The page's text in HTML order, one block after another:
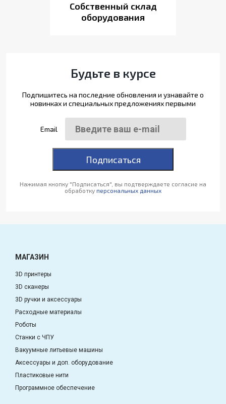
Собственный склад
оборудования
Будьте в курсе
Подпишитесь на последние обновления и узнавайте о
новинках и специальных предложениях первыми
Email
Подписаться
Нажимая кнопку "Подписаться", вы подтверждаете согласие на
обработку персональных данных
МАГАЗИН
3D принтеры
3D сканеры
3D ручки и аксессуары
Расходные материалы
Роботы
Станки с ЧПУ
Вакуумные литьевые машины
Аксессуары и доп. оборудование
Пластиковые нити
Программное обеспечение